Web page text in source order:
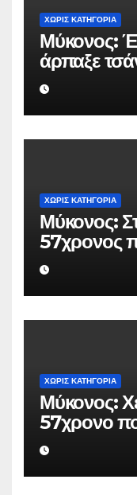
ΧΩΡΊΣ ΚΑΤΗΓΟΡΊΑ
Μύκονος:
άρπαξε
Rolex
Ουκρανό
ΧΩΡΊΣ ΚΑΤΗΓΟΡΊΑ
Μύκονος:
57χρονος
να μην
βάρος του
ΧΩΡΊΣ ΚΑΤΗΓΟΡΊΑ
Μύκονος:
57χρονο
επιχείρηση
ψευδείς
που του